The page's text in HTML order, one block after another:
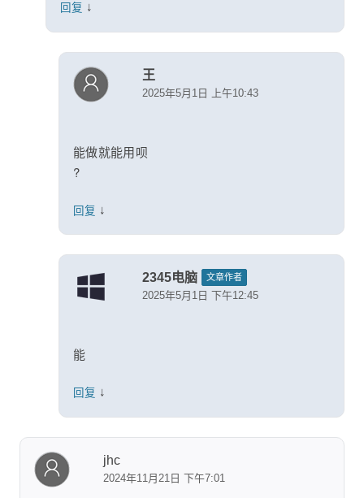
回复 ↓
王
2025年5月1日 上午10:43
能做就能用呗
?
回复 ↓
2345电脑 文章作者
2025年5月1日 下午12:45
能
回复 ↓
jhc
2024年11月21日 下午7:01